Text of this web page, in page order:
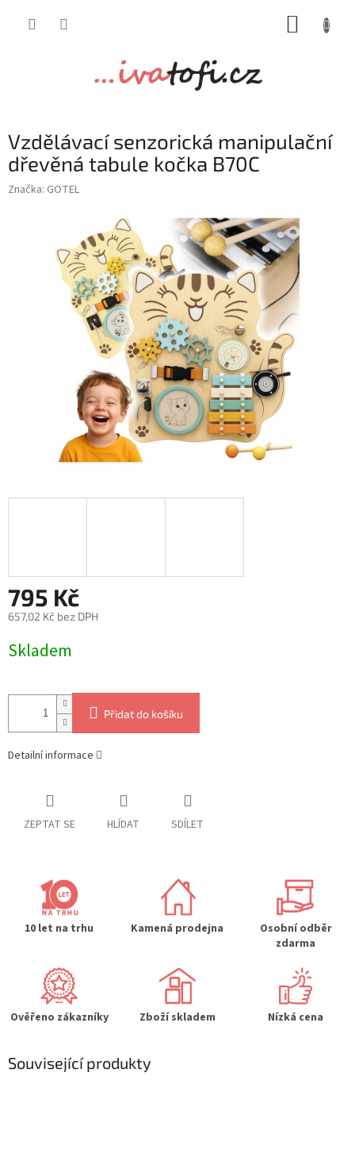
Vzdělávací senzorická manipulační
dřevěná tabule kočka B70C
Značka: GOTEL
795 Kč
657,02 Kč bez DPH
cena:
Skladem
Přidat do košíku
Detailní informace
ZEPTAT SE HLÍDAT SDÍLET
10 let na trhu Kamená prodejna
Osobní odběr
zdarma
Ověřeno zákazníky Zboží skladem Nízká cena
Související produkty